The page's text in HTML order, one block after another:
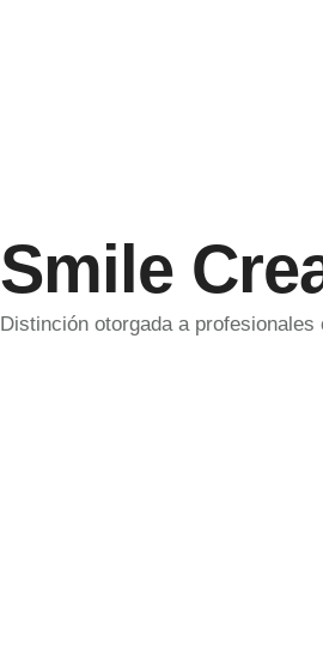
Smile
Distinción otorgada a